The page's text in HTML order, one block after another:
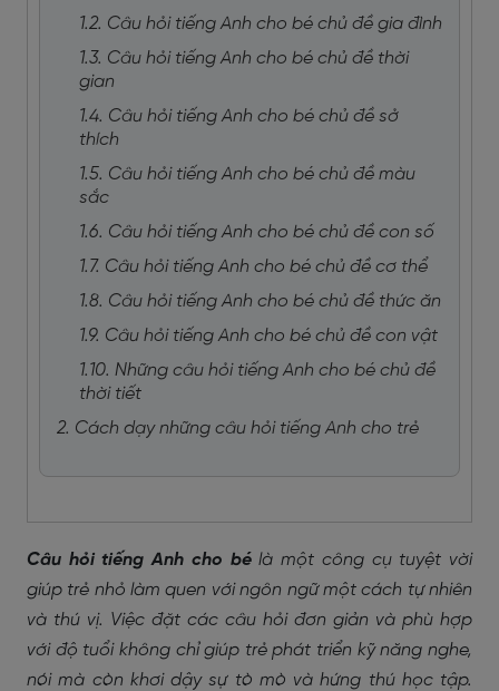
1.2. Câu hỏi tiếng Anh cho bé chủ đề gia đình
1.3. Câu hỏi tiếng Anh cho bé chủ đề thời
gian
1.4. Câu hỏi tiếng Anh cho bé chủ đề sở
thích
1.5. Câu hỏi tiếng Anh cho bé chủ đề màu
sắc
1.6. Câu hỏi tiếng Anh cho bé chủ đề con số
1.7. Câu hỏi tiếng Anh cho bé chủ đề cơ thể
1.8. Câu hỏi tiếng Anh cho bé chủ đề thức ăn
1.9. Câu hỏi tiếng Anh cho bé chủ đề con vật
1.10. Những câu hỏi tiếng Anh cho bé chủ đề
thời tiết
2. Cách dạy những câu hỏi tiếng Anh cho trẻ
Câu hỏi tiếng Anh cho bélà một công cụ tuyệt vời
giúp trẻ nhỏ làm quen với ngôn ngữ một cách tự nhiên
và thú vị. Việc đặt các câu hỏi đơn giản và phù hợp
với độ tuổi không chỉ giúp trẻ phát triển kỹ năng nghe,
nói mà còn khơi dậy sự tò mò và hứng thú học tập.